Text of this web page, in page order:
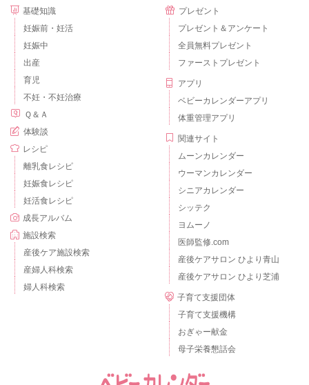
基礎知識
妊娠前・妊活
妊娠中
出産
育児
不妊・不妊治療
Ｑ＆Ａ
体験談
レシピ
離乳食レシピ
妊娠食レシピ
妊活食レシピ
成長アルバム
施設検索
産後ケア施設検索
産婦人科検索
婦人科検索
プレゼント
プレゼント＆アンケート
全員無料プレゼント
ファーストプレゼント
アプリ
ベビーカレンダーアプリ
体重管理アプリ
関連サイト
ムーンカレンダー
ウーマンカレンダー
シニアカレンダー
シッテク
ヨムーノ
医師監修.com
産後ケアサロン ひより青山
産後ケアサロン ひより芝浦
子育て支援団体
子育て支援機構
おぎゃー献金
母子栄養懇話会